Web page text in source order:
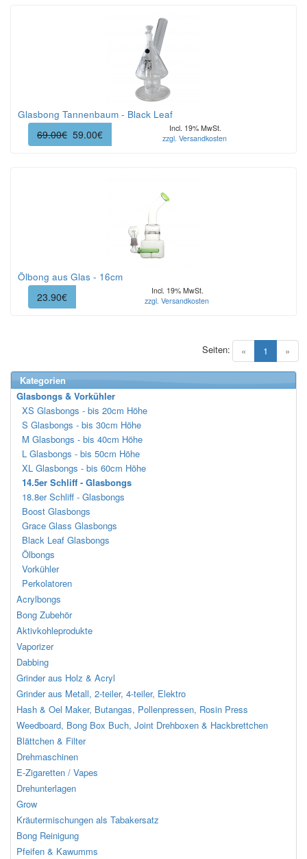
Glasbong Tannenbaum - Black Leaf
69.00€ 59.00€
Incl. 19% MwSt.
zzgl. Versandkosten
Ölbong aus Glas - 16cm
23.90€
Incl. 19% MwSt.
zzgl. Versandkosten
« 1 (current)
»
Seiten:
Kategorien
Glasbongs & Vorkühler
XS Glasbongs - bis 20cm Höhe
S Glasbongs - bis 30cm Höhe
M Glasbongs - bis 40cm Höhe
L Glasbongs - bis 50cm Höhe
XL Glasbongs - bis 60cm Höhe
14.5er Schliff - Glasbongs
18.8er Schliff - Glasbongs
Boost Glasbongs
Grace Glass Glasbongs
Black Leaf Glasbongs
Ölbongs
Vorkühler
Perkolatoren
Acrylbongs
Bong Zubehör
Aktivkohleprodukte
Vaporizer
Dabbing
Grinder aus Holz & Acryl
Grinder aus Metall, 2-teiler, 4-teiler, Elektro
Hash & Oel Maker, Butangas, Pollenpressen, Rosin Press
Weedboard, Bong Box Buch, Joint Drehboxen & Hackbrettchen
Blättchen & Filter
Drehmaschinen
E-Zigaretten / Vapes
Drehunterlagen
Grow
Kräutermischungen als Tabakersatz
Bong Reinigung
Pfeifen & Kawumms